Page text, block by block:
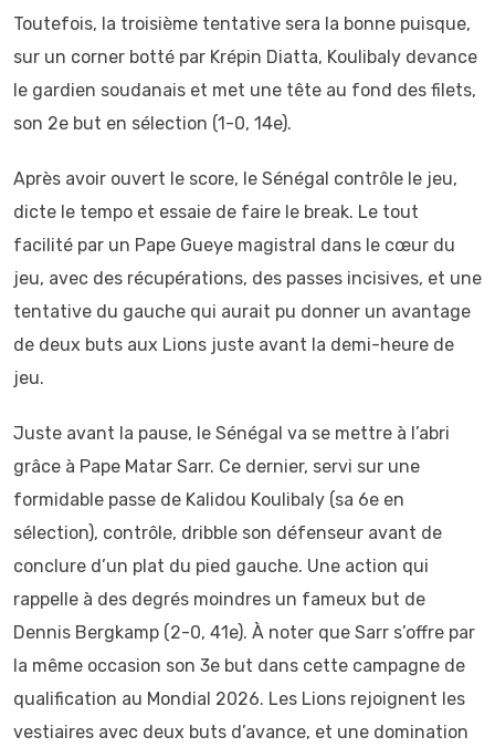
Toutefois, la troisième tentative sera la bonne puisque,
sur un corner botté par Krépin Diatta, Koulibaly devance
le gardien soudanais et met une tête au fond des filets,
son 2e but en sélection (1-0, 14e).
Après avoir ouvert le score, le Sénégal contrôle le jeu,
dicte le tempo et essaie de faire le break. Le tout
facilité par un Pape Gueye magistral dans le cœur du
jeu, avec des récupérations, des passes incisives, et une
tentative du gauche qui aurait pu donner un avantage
de deux buts aux Lions juste avant la demi-heure de
jeu.
Juste avant la pause, le Sénégal va se mettre à l’abri
grâce à Pape Matar Sarr. Ce dernier, servi sur une
formidable passe de Kalidou Koulibaly (sa 6e en
sélection), contrôle, dribble son défenseur avant de
conclure d’un plat du pied gauche. Une action qui
rappelle à des degrés moindres un fameux but de
Dennis Bergkamp (2-0, 41e). À noter que Sarr s’offre par
la même occasion son 3e but dans cette campagne de
qualification au Mondial 2026. Les Lions rejoignent les
vestiaires avec deux buts d’avance, et une domination